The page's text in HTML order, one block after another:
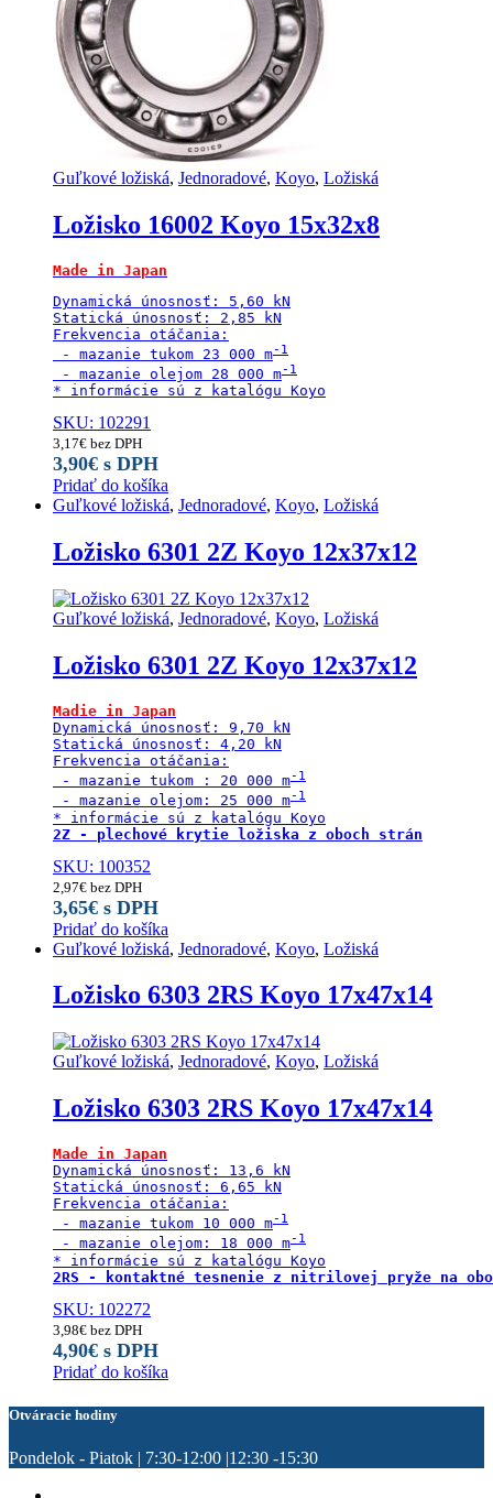
Guľkové ložiská, Jednoradové, Koyo, Ložiská
Ložisko 16002 Koyo 15x32x8
Made in Japan
Dynamická únosnosť: 5,60 kN
Statická únosnosť: 2,85 kN
Frekvencia otáčania:
- mazanie tukom 23 000 m
- mazanie olejom 28 000 m
* informácie sú z katalógu Koyo
SKU: 102291
3,17€ bez DPH
3,90€ s DPH
Pridať do košíka
Guľkové ložiská, Jednoradové, Koyo, Ložiská
Ložisko 6301 2Z Koyo 12x37x12
Guľkové ložiská, Jednoradové, Koyo, Ložiská
Ložisko 6301 2Z Koyo 12x37x12
Madie in Japan
Dynamická únosnosť: 9,70 kN
Statická únosnosť: 4,20 kN
Frekvencia otáčania:
- mazanie tukom : 20 000 m
- mazanie olejom: 25 000 m
2Z - plechové krytie ložiska z oboch strán
SKU: 100352
2,97€ bez DPH
3,65€ s DPH
Pridať do košíka
Guľkové ložiská, Jednoradové, Koyo, Ložiská
Ložisko 6303 2RS Koyo 17x47x14
Guľkové ložiská, Jednoradové, Koyo, Ložiská
Ložisko 6303 2RS Koyo 17x47x14
Made in Japan
Dynamická únosnosť: 13,6 kN
Statická únosnosť: 6,65 kN
Frekvencia otáčania:
- mazanie tukom 10 000 m
- mazanie olejom: 18 000 m
2RS - kontaktné tesnenie z nitrilovej pryže na
SKU: 102272
3,98€ bez DPH
4,90€ s DPH
Pridať do košíka
Otváracie hodiny
Pondelok - Piatok | 7:30-12:00 |12:30 -15:30